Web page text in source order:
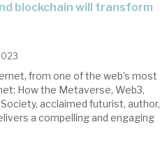
from one of the web's most
How the Metaverse, Web3,
acclaimed futurist, author,
a compelling and engaging